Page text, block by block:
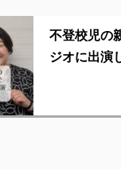
不登校児の
ジオに出演